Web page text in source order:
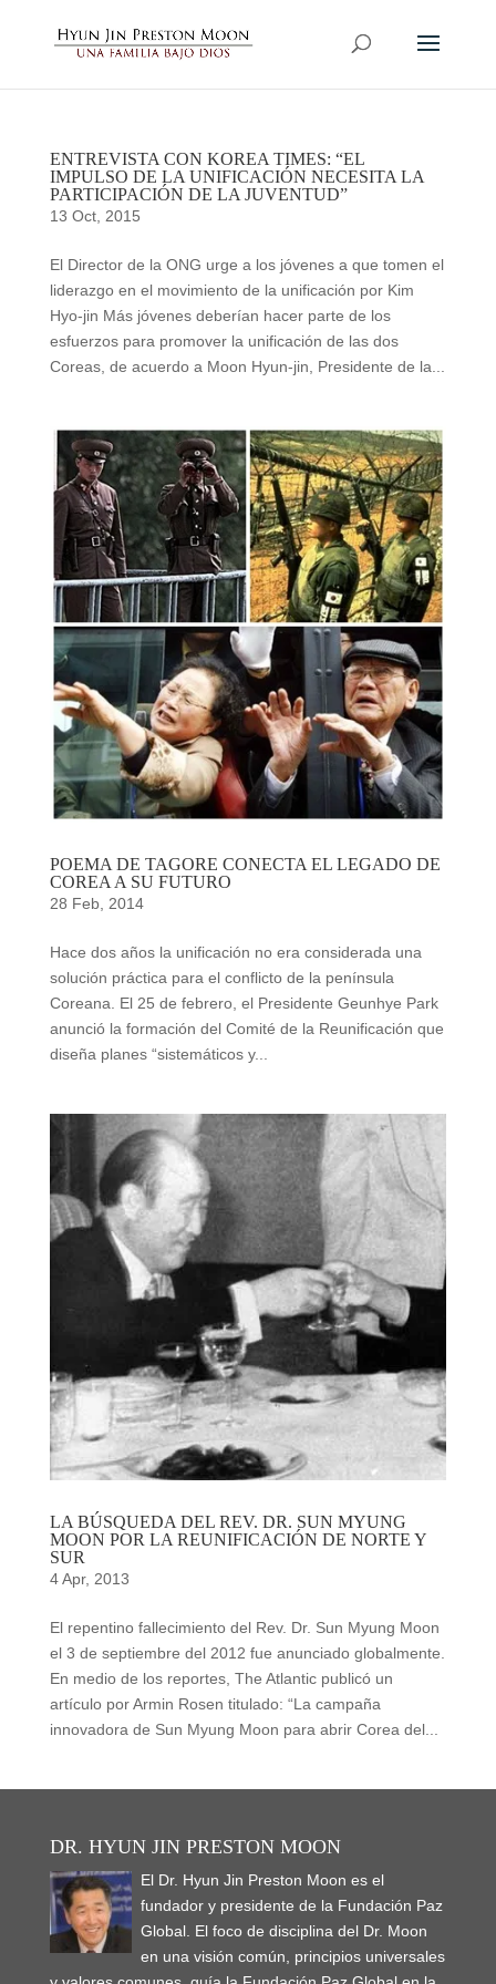
ENTREVISTA CON KOREA TIMES: “EL
IMPULSO DE LA UNIFICACIÓN NECESITA LA
PARTICIPACIÓN DE LA JUVENTUD”
13 Oct, 2015
El Director de la ONG urge a los jóvenes a que tomen el
liderazgo en el movimiento de la unificación por Kim
Hyo-jin Más jóvenes deberían hacer parte de los
esfuerzos para promover la unificación de las dos
Coreas, de acuerdo a Moon Hyun-jin, Presidente de la...
POEMA DE TAGORE CONECTA EL LEGADO DE
COREA A SU FUTURO
28 Feb, 2014
Hace dos años la unificación no era considerada una
solución práctica para el conflicto de la península
Coreana. El 25 de febrero, el Presidente Geunhye Park
anunció la formación del Comité de la Reunificación que
diseña planes “sistemáticos y...
LA BÚSQUEDA DEL REV. DR. SUN MYUNG
MOON POR LA REUNIFICACIÓN DE NORTE Y
SUR
4 Apr, 2013
El repentino fallecimiento del Rev. Dr. Sun Myung Moon
el 3 de septiembre del 2012 fue anunciado globalmente.
En medio de los reportes, The Atlantic publicó un
artículo por Armin Rosen titulado: “La campaña
innovadora de Sun Myung Moon para abrir Corea del...
DR. HYUN JIN PRESTON MOON
El Dr. Hyun Jin Preston Moon es el
fundador y presidente de la Fundación Paz
Global. El foco de disciplina del Dr. Moon
en una visión común, principios universales